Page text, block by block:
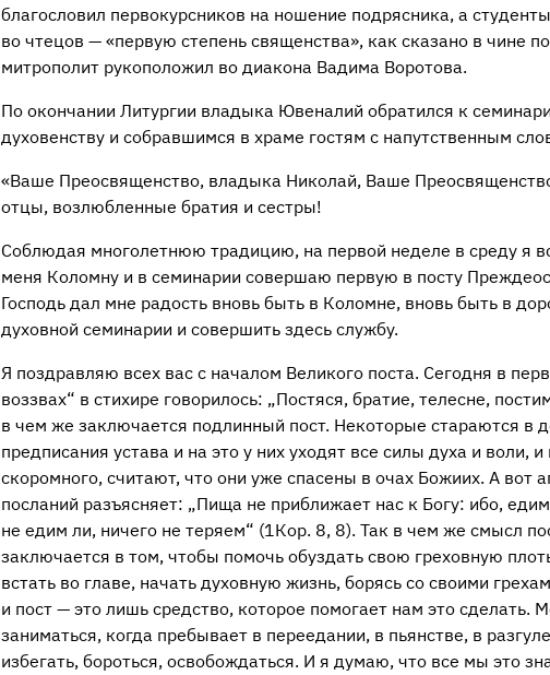
благословил первокурсников на ношение подрясника, а
во чтецов — «первую степень священства», как сказано в чине
митрополит рукоположил во диакона Вадима Воротова.
По окончании Литургии владыка Ювеналий обратился к
духовенству и собравшимся в храме гостям с напутственным
«Ваше Преосвященство, владыка Николай, Ваше
отцы, возлюбленные братия и сестры!
Соблюдая многолетнюю традицию, на первой неделе в среду я
меня Коломну и в семинарии совершаю первую в посту
Господь дал мне радость вновь быть в Коломне, вновь быть в
духовной семинарии и совершить здесь службу.
Я поздравляю всех вас с началом Великого поста. Сегодня в
воззвах“ в стихире говорилось: „Постяся, братие, телесне,
в чем же заключается подлинный пост. Некоторые стараются в
предписания устава и на это у них уходят все силы духа и воли,
скоромного, считают, что они уже спасены в очах Божиих. А вот
посланий разъясняет: „Пища не приближает нас к Богу: ибо,
не едим ли, ничего не теряем“ (1Кор. 8, 8). Так в чем же смысл
заключается в том, чтобы помочь обуздать свою греховную
встать во главе, начать духовную жизнь, борясь со своими
и пост — это лишь средство, которое помогает нам это сделать.
заниматься, когда пребывает в переедании, в пьянстве, в
избегать, бороться, освобождаться. И я думаю, что все мы это